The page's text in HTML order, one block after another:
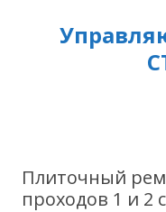
Плиточный
проходов 1 и 2